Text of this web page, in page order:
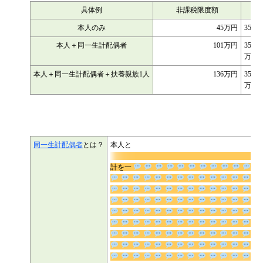
具体例 非課税限度額
本人のみ 45万円 35万
本人＋同一生計配偶者 101万円
35万
万円
本人＋同一生計配偶者＋扶養親族1人 136万円
35万
万円
同一生計配偶者とは？ 本人と
計を一